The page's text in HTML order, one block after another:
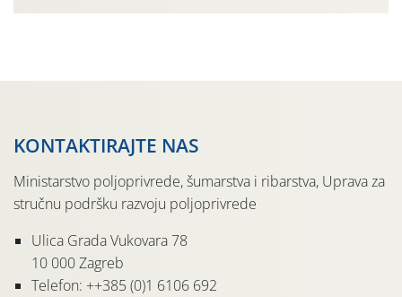
KONTAKTIRAJTE NAS
Ministarstvo poljoprivrede, šumarstva i ribarstva, Uprava za
stručnu podršku razvoju poljoprivrede
Ulica Grada Vukovara 78
10 000 Zagreb
Telefon: ++385 (0)1 6106 692